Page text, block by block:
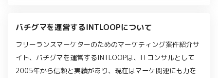
バチグマを運営するINTLOOPについて
フリーランスマーケターのためのマーケティング案件紹介サ
イト、バチグマを運営するINTLOOPは、ITコンサルとして
2005年から信頼と実績があり、現在はマーケ関連にも力を